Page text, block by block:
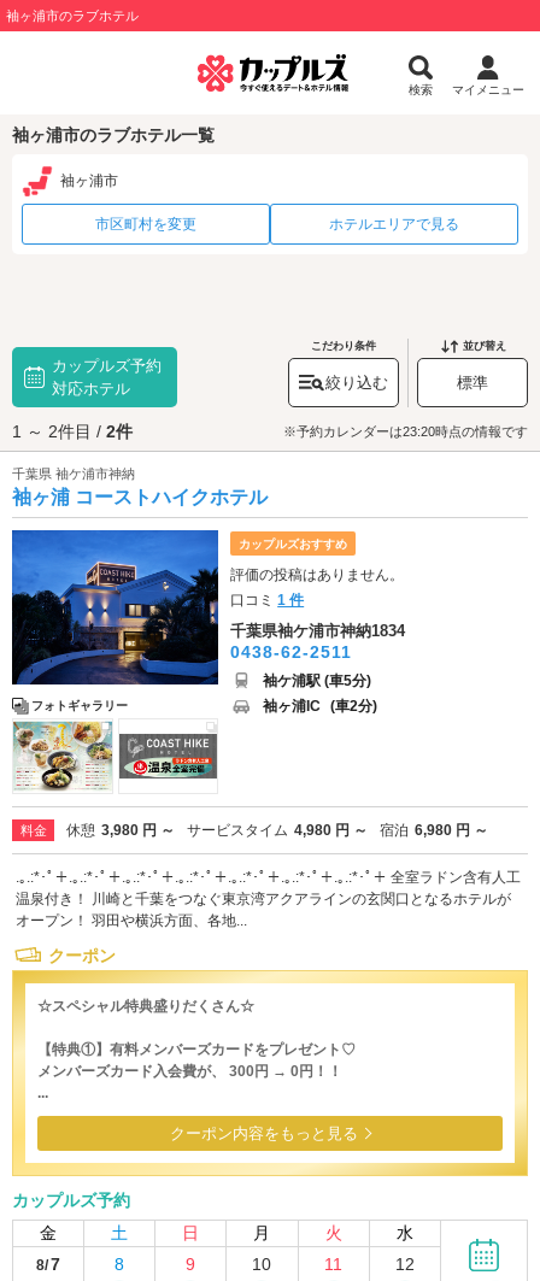
袖ヶ浦市のラブホテル
検索 マイメニュー
袖ヶ浦市のラブホテル一覧
袖ヶ浦市
市区町村を変更 ホテルエリアで見る
カップルズ予約
対応ホテル
こだわり条件
絞り込む
並び替え
標準
1 ～ 2件目 / 2件 ※予約カレンダーは23:20時点の情報です
千葉県 袖ケ浦市神納
袖ヶ浦 コーストハイクホテル
フォトギャラリー
カップルズおすすめ
評価の投稿はありません。
口コミ1 件
千葉県袖ケ浦市神納1834
0438-62-2511
袖ケ浦駅 (車5分)
袖ヶ浦IC (車2分)
料金 休憩 3,980 円 ～ サービスタイム 4,980 円 ～ 宿泊 6,980 円 ～
.｡.:*･ﾟ＋.｡.:*･ﾟ＋.｡.:*･ﾟ＋.｡.:*･ﾟ＋.｡.:*･ﾟ＋.｡.:*･ﾟ＋.｡.:*･ﾟ＋ 全室ラドン含有人工
温泉付き！ 川崎と千葉をつなぐ東京湾アクアラインの玄関口となるホテルが
オープン！ ⽻⽥や横浜⽅⾯、各地...
クーポン
☆スペシャル特典盛りだくさん☆
【特典①】有料メンバーズカードをプレゼント♡
メンバーズカード入会費が、 300円 → 0円！！
...
クーポン内容をもっと見る
カップルズ予約
金
土 日 月 火 水
8/7
8 9 10 11 12